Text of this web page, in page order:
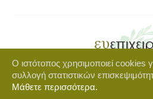
Copyright © 2021 euepixeirein.gr |
Ο ιστότοπος χρησιμοποιεί cookies
συλλογή στατιστικών
Μάθετε περισσότερα.